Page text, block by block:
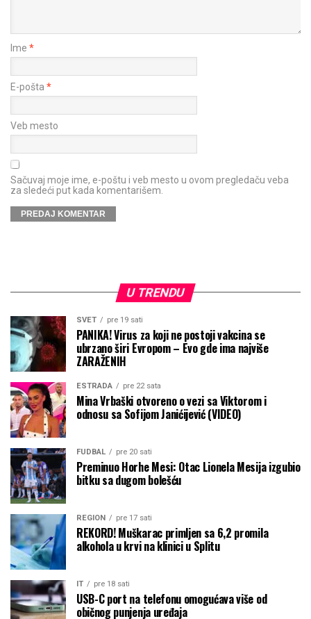
Ime *
E-pošta *
Veb mesto
Sačuvaj moje ime, e-poštu i veb mesto u ovom pregledaču veba
za sledeći put kada komentarišem.
U TRENDU
SVET pre 19 sati
PANIKA! Virus za koji ne postoji vakcina se
ubrzano širi Evropom – Evo gde ima najviše
ZARAŽENIH
ESTRADA pre 22 sata
Mina Vrbaški otvoreno o vezi sa Viktorom i
odnosu sa Sofijom Janićijević (VIDEO)
FUDBAL pre 20 sati
Preminuo Horhe Mesi: Otac Lionela Mesija izgubio
bitku sa dugom bolešću
REGION pre 17 sati
REKORD! Muškarac primljen sa 6,2 promila
alkohola u krvi na klinici u Splitu
IT pre 18 sati
USB-C port na telefonu omogućava više od
običnog punjenja uređaja